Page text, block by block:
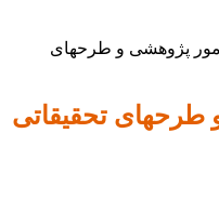
امور پژوهشی و طرحهای
طرحهای تحقیقاتی